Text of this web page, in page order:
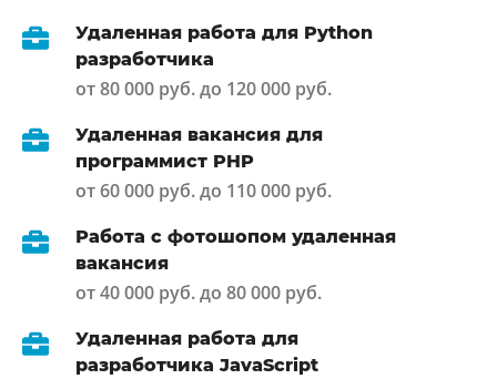
Удаленная работа для Python
разработчика
от 80 000 руб. до 120 000 руб.
Удаленная вакансия для
программист PHP
от 60 000 руб. до 110 000 руб.
Работа с фотошопом удаленная
вакансия
от 40 000 руб. до 80 000 руб.
Удаленная работа для
разработчика JavaScript